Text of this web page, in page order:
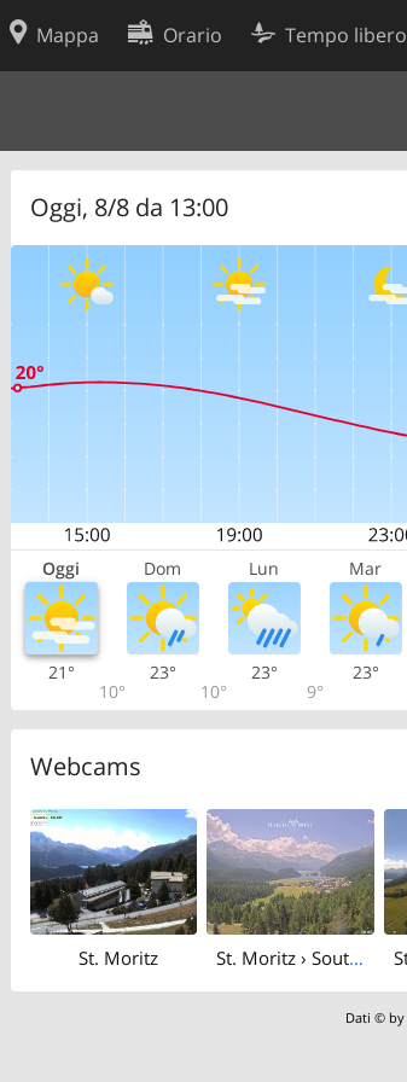
Mappa Orario Tempo libero
Oggi, 8/8 da 13:00
Oggi Dom Lun Mar
21°
10°
23°
10°
23°
9°
23°
Webcams
St. Moritz St. Moritz › South: Lake Champfèr - Piz Corvatsch
Dati © by
Preferenze cookie